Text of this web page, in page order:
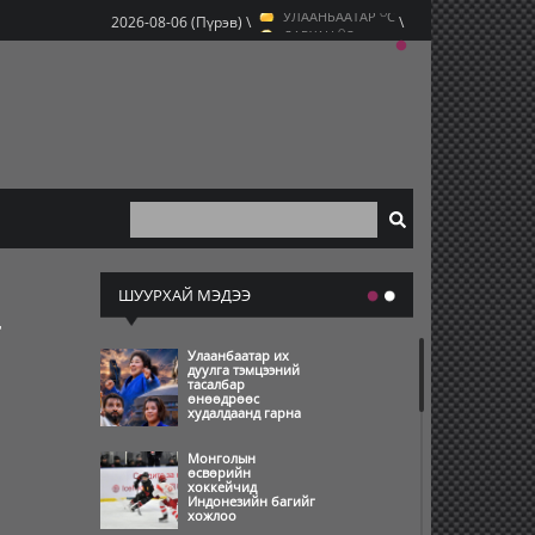
2026-08-06 (Пүрэв) \
ДАРХАН OC
ЭРДЭНЭТ C
\
ШУУРХАЙ МЭДЭЭ
Улаанбаатар их
дуулга тэмцээний
тасалбар
өнөөдрөөс
худалдаанд гарна
Монголын
өсвөрийн
хоккейчид
Индонезийн багийг
хожлоо